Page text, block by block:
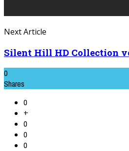
Next Article
Silent Hill HD Collection
0
Shares
0
+
0
0
0